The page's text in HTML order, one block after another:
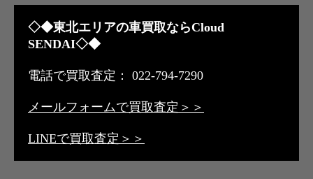
◇◆東北エリアの車買取ならCloud
SENDAI◇◆
電話で買取査定： 022-794-7290
メールフォームで買取査定＞＞
LINEで買取査定＞＞